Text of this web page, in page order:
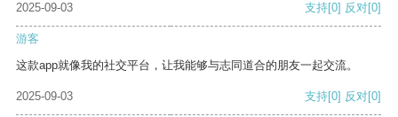
2025-09-03 支持[0] 反对[0]
游客
这款app就像我的社交平台，让我能够与志同道合的朋友一起交流。
2025-09-03 支持[0] 反对[0]